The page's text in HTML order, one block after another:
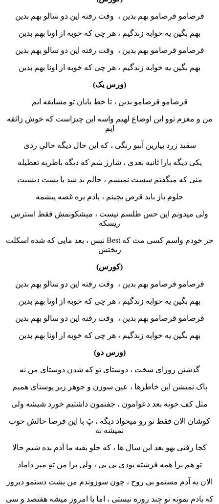
قرصامو بهم بدین ، وقت رفته این دو سالو بهم بدین
بگین یه خوابه زندگیم ، هر چی که خوبه از اونا بهم بدین
قرصامو بهم بدین ، وقت رفته این دو سالو بهم بدین
بگین یه خوابه زندگیم ، هر چی که خوبه از اونا بهم بدین
(ورس یک)
قرصامو قرصامو بدین ، تا خط پایان تو مسابقه ایم
توو این اوضاع لهیم واسه این چیزاست که خوش زائقه
زرد بیارین آبیو رنگی ، که این حال دیگه حالیِ ردی
بارا ثانیه بعدی ، شارژ شم که دیگه باطریه تعطیله
که میگفتم سست نمیشم ، حالم بد شد با پست دیشبت
جلوم باز باید قرص بچینم ، یادم بره غصه پیشمه
این حس طلسم نیست ، میشکونمش فقط استرس
جز خودم واسم کسی مث که Best نیس ، بعد مایی که شده اسکلت
قرصامو بهم بدین ، وقت رفته این دو سالو بهم بدین
بگین یه خوابه زندگیم ، هر چی که خوبه از اونا بهم بدین
قرصامو بهم بدین ، وقت رفته این دو سالو بهم بدین
بگین یه خوابه زندگیم ، هر چی که خوبه از اونا بهم بدین
(ورس دو)
روزای سخت ، دوستای تو که شدن دوستای من نه
این خاطرها ، عین سوزن و جوهر زیر پوستای همیم
خونه بعد دعوامون ، جفتمون داشتیم خورد شیشه ولی
فقط تو رو میخواد دیگه ، پَ با این قرصا حالش خوب
یهو بعد این سال ها ، که جلو بقیه ما آدم بده شیم حالا
برا همه فرشته بودی بی بی ، ولی برا من تهِ میر داماد
آدم مستمو بی روح ، چون سوزوندم من پشت دستمو دیروز
نمونه تو چند روزه نیستی ، اما با امروز میشه هفتصد و سی